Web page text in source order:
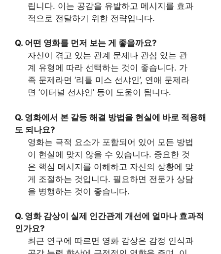
립니다. 이는 공감을 유발하고 메시지를 효과
적으로 전달하기 위한 전략입니다.
Q. 어떤 영화를 먼저 보는 게 좋을까요?
자신이 겪고 있는 관계 문제나 관심 있는 관
계 유형에 따라 선택하는 것이 좋습니다. 가
족 문제라면 ‘리틀 미스 선샤인’, 연애 문제라
면 ‘이터널 선샤인’ 등이 도움이 됩니다.
Q. 영화에서 본 갈등 해결 방법을 현실에 바로 적용해
도 되나요?
영화는 극적 요소가 포함되어 있어 모든 방법
이 현실에 맞지 않을 수 있습니다. 중요한 것
은 핵심 메시지를 이해하고 자신의 상황에 맞
게 조절하는 것입니다. 필요하면 전문가 상담
을 병행하는 것이 좋습니다.
Q. 영화 감상이 실제 인간관계 개선에 얼마나 효과적
인가요?
최근 연구에 따르면 영화 감상은 감정 인식과